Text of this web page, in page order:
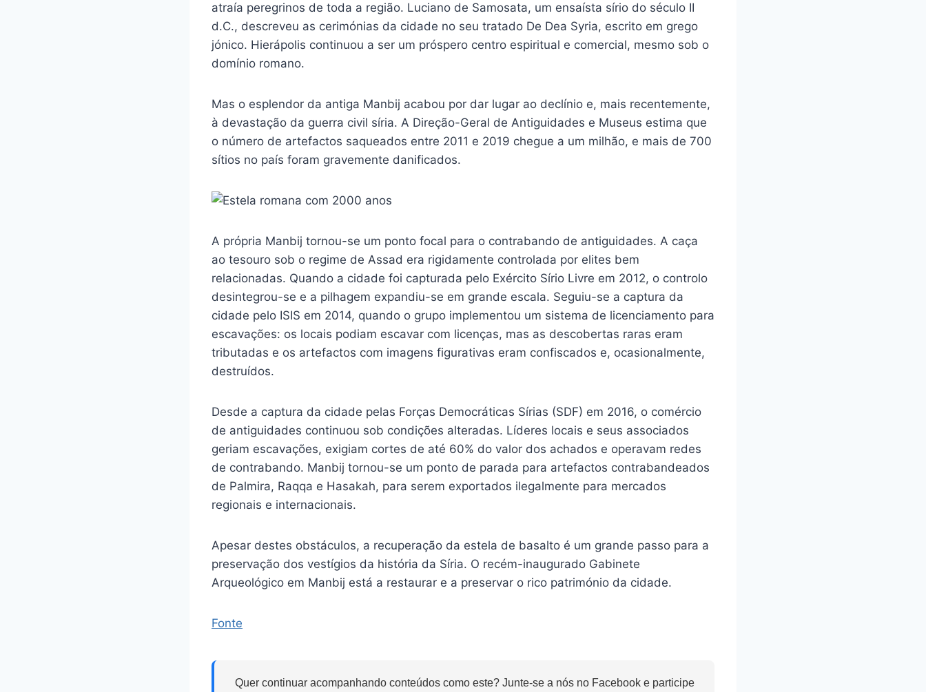
atraía peregrinos de toda a região. Luciano de Samosata, um ensaísta sírio do século II
d.C., descreveu as cerimónias da cidade no seu tratado De Dea Syria, escrito em grego
jónico. Hierápolis continuou a ser um próspero centro espiritual e comercial, mesmo sob o
domínio romano.
Mas o esplendor da antiga Manbij acabou por dar lugar ao declínio e, mais recentemente,
à devastação da guerra civil síria. A Direção-Geral de Antiguidades e Museus estima que
o número de artefactos saqueados entre 2011 e 2019 chegue a um milhão, e mais de 700
sítios no país foram gravemente danificados.
A própria Manbij tornou-se um ponto focal para o contrabando de antiguidades. A caça
ao tesouro sob o regime de Assad era rigidamente controlada por elites bem
relacionadas. Quando a cidade foi capturada pelo Exército Sírio Livre em 2012, o controlo
desintegrou-se e a pilhagem expandiu-se em grande escala. Seguiu-se a captura da
cidade pelo ISIS em 2014, quando o grupo implementou um sistema de licenciamento para
escavações: os locais podiam escavar com licenças, mas as descobertas raras eram
tributadas e os artefactos com imagens figurativas eram confiscados e, ocasionalmente,
destruídos.
Desde a captura da cidade pelas Forças Democráticas Sírias (SDF) em 2016, o comércio
de antiguidades continuou sob condições alteradas. Líderes locais e seus associados
geriam escavações, exigiam cortes de até 60% do valor dos achados e operavam redes
de contrabando. Manbij tornou-se um ponto de parada para artefactos contrabandeados
de Palmira, Raqqa e Hasakah, para serem exportados ilegalmente para mercados
regionais e internacionais.
Apesar destes obstáculos, a recuperação da estela de basalto é um grande passo para a
preservação dos vestígios da história da Síria. O recém-inaugurado Gabinete
Arqueológico em Manbij está a restaurar e a preservar o rico património da cidade.
Fonte
Quer continuar acompanhando conteúdos como este? Junte-se a nós no Facebook e participe